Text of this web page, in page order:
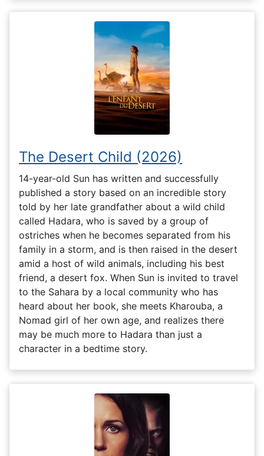
The Desert Child (2026)
14-year-old Sun has written and successfully
published a story based on an incredible story
told by her late grandfather about a wild child
called Hadara, who is saved by a group of
ostriches when he becomes separated from his
family in a storm, and is then raised in the desert
amid a host of wild animals, including his best
friend, a desert fox. When Sun is invited to travel
to the Sahara by a local community who has
heard about her book, she meets Kharouba, a
Nomad girl of her own age, and realizes there
may be much more to Hadara than just a
character in a bedtime story.